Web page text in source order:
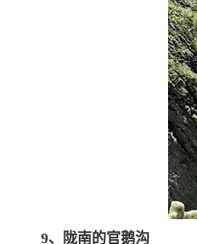
9、陇南的官鹅沟